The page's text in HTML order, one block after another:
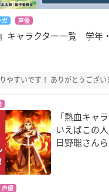
ガ 声優
キャラクター一覧 学年
やすいです！ ありがとうござい
「熱血キャ
いえばこの
日野聡さん
声優